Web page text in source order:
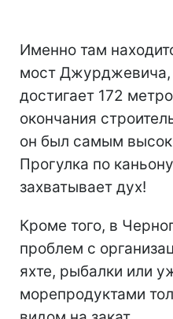
Именно там
мост Джурджевича,
достигает 172
окончания
он был самым
Прогулка по
захватывает дух!
Кроме того, в
проблем с
яхте, рыбалки или
морепродуктами